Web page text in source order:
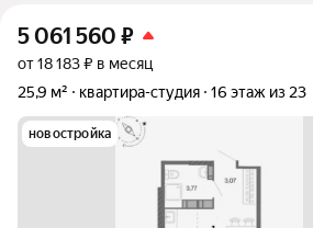
5 061 560 ₽
от 18 183 ₽ в месяц
25,9 м²
квартира-студия 16 этаж из 23
новостройка